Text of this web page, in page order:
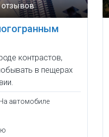
отзывов
контрастов,
в пещерах
автомобиле